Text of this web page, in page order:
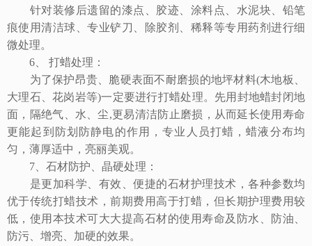
针对装修后遗留的漆点、胶迹、涂料点、水泥块、铅笔
痕使用清洁球、专业铲刀、除胶剂、稀释等专用药剂进行细
微处理。
6、 打蜡处理：
为了保护昂贵、脆硬表面不耐磨损的地坪材料(木地板、
大理石、花岗岩等)一定要进行打蜡处理。先用封地蜡封闭地
面，隔绝气、水、尘,更易清洁防止磨损，从而延长使用寿命
更能起到防划防静电的作用，专业人员打蜡，蜡液分布均
匀，薄厚适中，亮丽美观。
7、石材防护、晶硬处理：
是更加科学、有效、便捷的石材护理技术，各种参数均
优于传统打蜡技术，前期费用高于打蜡，但长期护理费用较
低，使用本技术可大大提高石材的使用寿命及防水、防油、
防污、增亮、加硬的效果。